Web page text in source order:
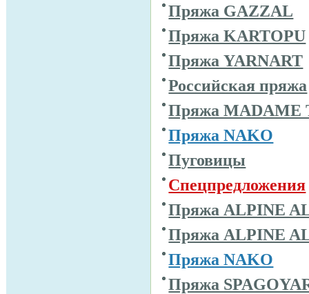
Пряжа GAZZAL
Пряжа KARTOPU
Пряжа YARNART
Российская пряжа
Пряжа MADAME
Пряжа NAKO
Пуговицы
Спецпредложения
Пряжа ALPINE
Пряжа ALPINE
Пряжа NAKO
Пряжа